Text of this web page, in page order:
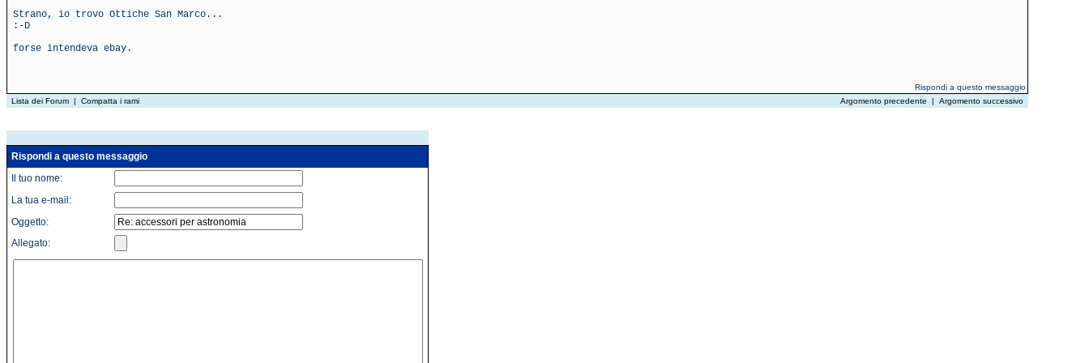
Strano, io trovo Ottiche San Marco...
:-D
forse intendeva ebay.
Rispondi a questo messaggio
Lista dei Forum | Compatta i rami Argomento precedente | Argomento successivo
Rispondi a questo messaggio
Il tuo nome:
La tua e-mail:
Oggetto:
Allegato: